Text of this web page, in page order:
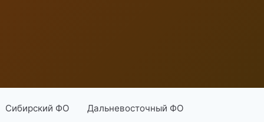
Сибирский ФО Дальневосточный ФО